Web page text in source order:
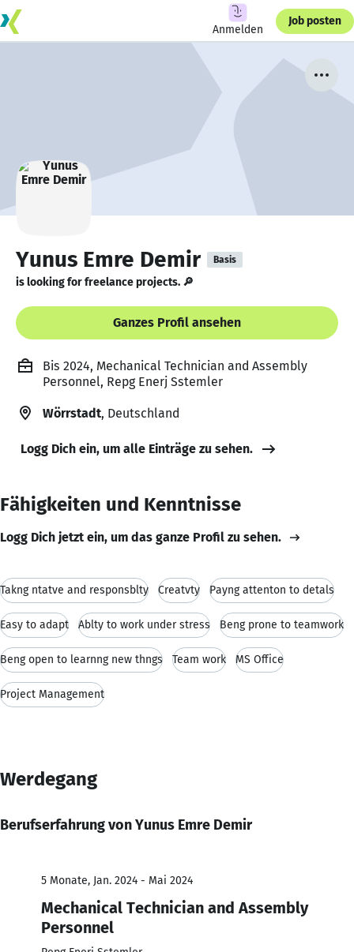
Anmelden
Job posten
Yunus Emre Demir Basis
is looking for freelance projects. 🔎
Ganzes Profil ansehen
Bis 2024, Mechanical Technician and Assembly
Personnel, Repg Enerj Sstemler
Wörrstadt, Deutschland
Logg Dich ein, um alle Einträge zu sehen.
Fähigkeiten und Kenntnisse
Logg Dich jetzt ein, um das ganze Profil zu sehen.
Takng ntatve and responsblty Creatvty Payng attenton to detals
Easy to adapt Ablty to work under stress Beng prone to teamwork
Beng open to learnng new thngs Team work MS Office
Project Management
Werdegang
Berufserfahrung von Yunus Emre Demir
5 Monate, Jan. 2024 - Mai 2024
Mechanical Technician and Assembly
Personnel